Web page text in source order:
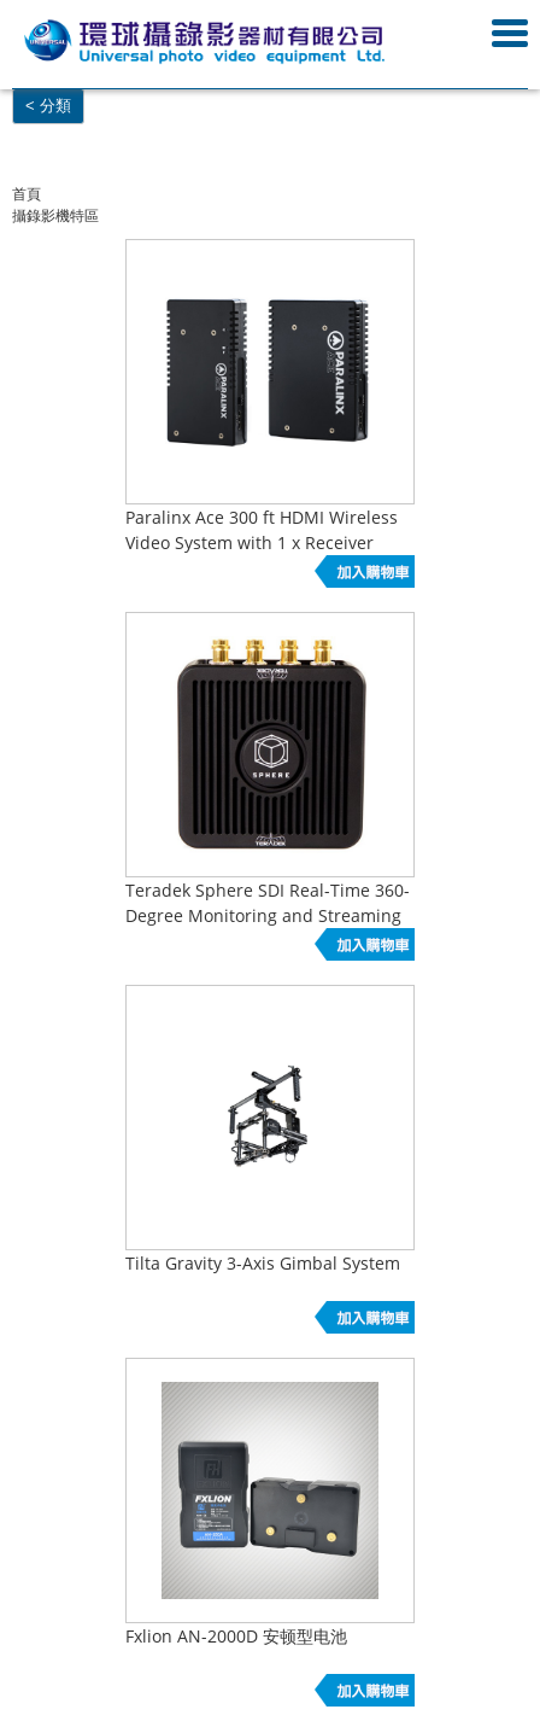
< 分類
首頁
攝錄影機特區
Paralinx Ace 300 ft HDMI Wireless
Video System with 1 x Receiver
Teradek Sphere SDI Real-Time 360-
Degree Monitoring and Streaming
Tilta Gravity 3-Axis Gimbal System
Fxlion AN-2000D 安顿型电池